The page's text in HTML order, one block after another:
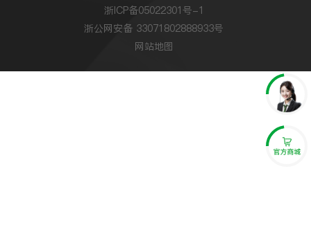
浙ICP备05022301号-1
浙公网安备 33071802888933号
网站地图